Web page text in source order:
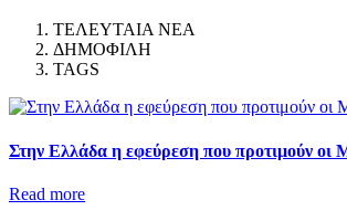
ΤΕΛΕΥΤΑΙΑ ΝΕΑ
ΔΗΜΟΦΙΛΗ
TAGS
Στην Ελλάδα η εφεύρεση που προτιμούν οι
Read more